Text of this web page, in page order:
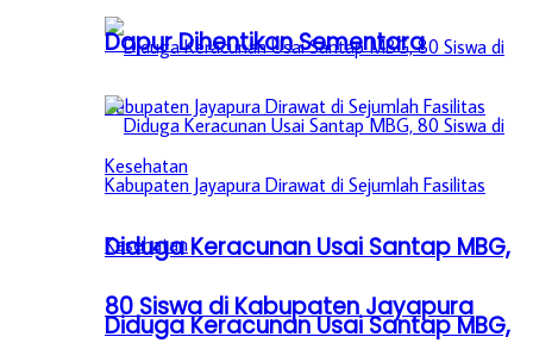
Diduga Keracunan Usai Santap MBG,
80 Siswa di Kabupaten Jayapura
Dapur Dihentikan Sementara
Diduga Keracunan Usai Santap MBG,